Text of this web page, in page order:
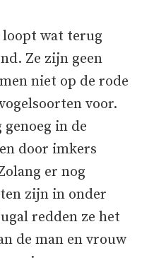
wat terug
Ze zijn geen
niet op de rode
voor.
in de
door imkers
er nog
zijn in onder
redden ze het
de man en vrouw